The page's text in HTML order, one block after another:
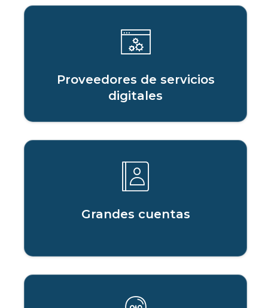
Proveedores de servicios
digitales
Grandes cuentas